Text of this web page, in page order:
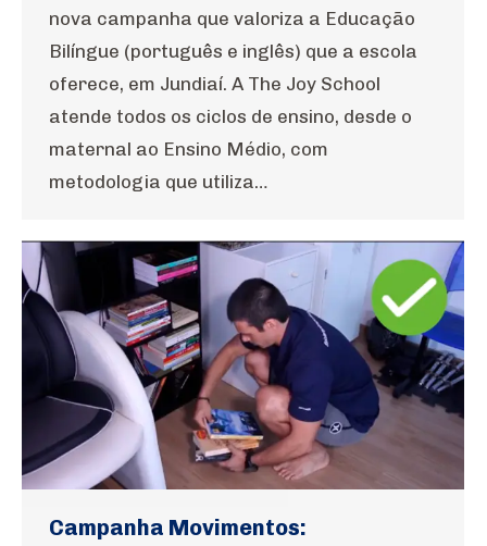
nova campanha que valoriza a Educação
Bilíngue (português e inglês) que a escola
oferece, em Jundiaí. A The Joy School
atende todos os ciclos de ensino, desde o
maternal ao Ensino Médio, com
metodologia que utiliza…
Campanha Movimentos: